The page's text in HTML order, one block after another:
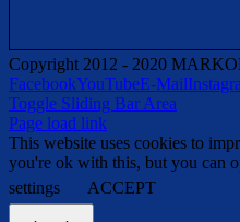
Copyright 2012 - 2020
FacebookYouTubeE-Mail
Toggle Sliding Bar Area
Page load link
This website uses cookies to
you're ok with this, but you can
settings
ACCEPT